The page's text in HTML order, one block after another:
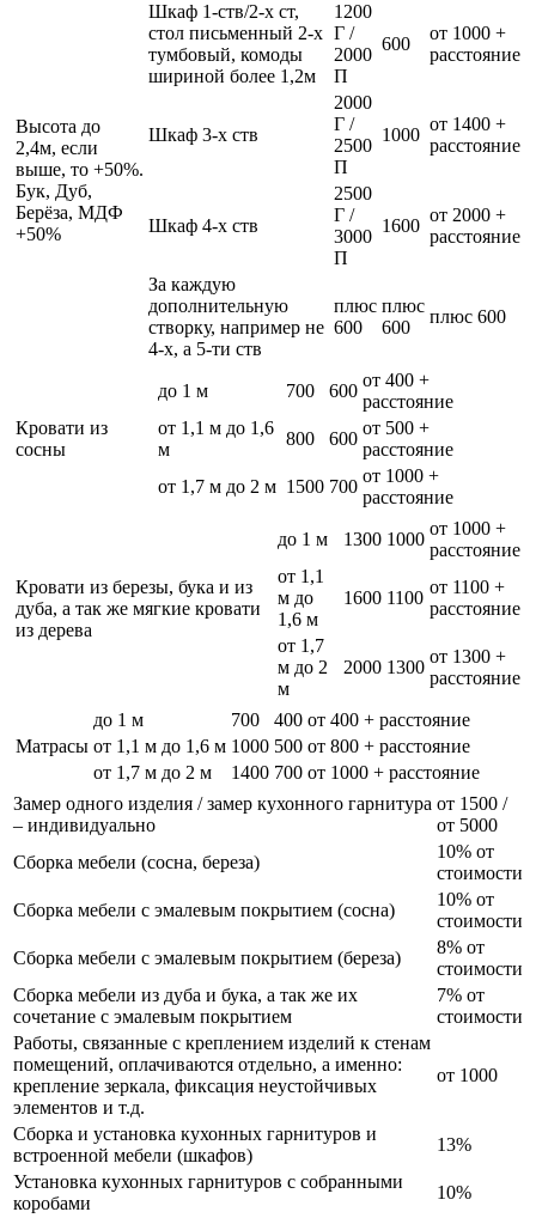
Высота до
2,4м, если
выше, то +50%.
Бук, Дуб,
Берёза, МДФ
+50%
Шкаф 1-ств/2-х ст,
стол письменный 2-х
тумбовый, комоды
шириной более 1,2м
1200
Г /
2000
П
600
от 1000 +
расстояние
Шкаф 3-х ств
2000
Г /
2500
П
1000
от 1400 +
расстояние
Шкаф 4-х ств
2500
Г /
3000
П
1600
от 2000 +
расстояние
За каждую
дополнительную
створку, например не
4-х, а 5-ти ств
плюс
600
плюс
600
плюс 600
Кровати из
сосны
до 1 м 700 600
от 400 +
расстояние
от 1,1 м до 1,6
м
800 600
от 500 +
расстояние
от 1,7 м до 2 м 1500 700
от 1000 +
расстояние
Кровати из березы, бука и из
дуба, а так же мягкие кровати
из дерева
до 1 м 1300 1000
от 1000 +
расстояние
от 1,1
м до
1,6 м
1600 1100
от 1100 +
расстояние
от 1,7
м до 2
м
2000 1300
от 1300 +
расстояние
Матрасы
до 1 м 700 400 от 400 + расстояние
от 1,1 м до 1,6 м 1000 500 от 800 + расстояние
от 1,7 м до 2 м
1400 700 от 1000 + расстояние
Замер одного изделия / замер кухонного гарнитура
– индивидуально
от 1500 /
от 5000
Сборка мебели (сосна, береза)
10% от
стоимости
Сборка мебели с эмалевым покрытием (сосна)
10% от
стоимости
Сборка мебели с эмалевым покрытием (береза)
8% от
стоимости
Сборка мебели из дуба и бука, а так же их
сочетание с эмалевым покрытием
7% от
стоимости
Работы, связанные с креплением изделий к стенам
помещений, оплачиваются отдельно, а именно:
крепление зеркала, фиксация неустойчивых
элементов и т.д.
от 1000
Сборка и установка кухонных гарнитуров и
встроенной мебели (шкафов)
13%
Установка кухонных гарнитуров с собранными
коробами
10%